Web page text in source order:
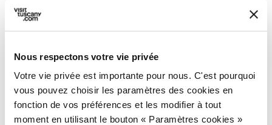
Nous respectons votre vie privée
Votre vie privée est importante pour nous. C'est pourquoi
vous pouvez choisir les paramètres des cookies en
fonction de vos préférences et les modifier à tout
moment en utilisant le bouton « Paramètres cookies »